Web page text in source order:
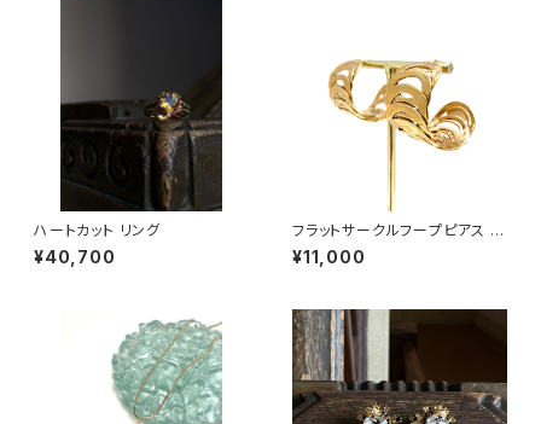
ハートカット リング
¥40,700
フラットサークルフープピアス g
old
¥11,000